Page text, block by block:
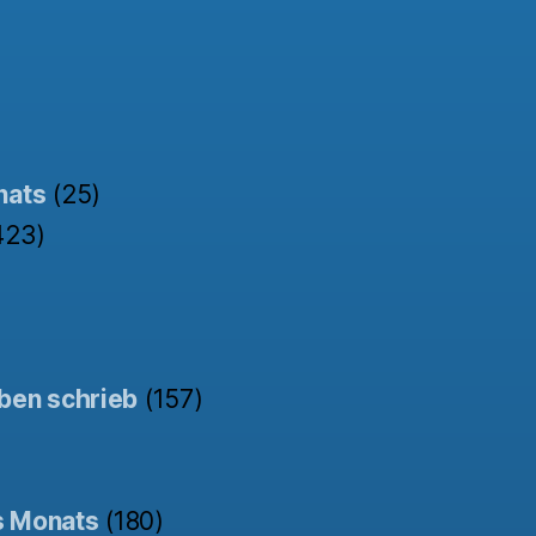
(25)
schrieb (157)
Monats (180)